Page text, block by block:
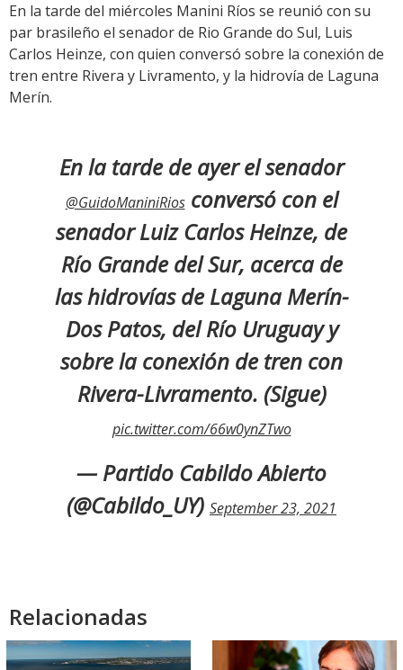
En la tarde del miércoles Manini Ríos se reunió con su
par brasileño el senador de Rio Grande do Sul, Luis
Carlos Heinze, con quien conversó sobre la conexión de
tren entre Rivera y Livramento, y la hidrovía de Laguna
Merín.
En la tarde de ayer el senador
@GuidoManiniRiosconversó con el
senador Luiz Carlos Heinze, de
Río Grande del Sur, acerca de
las hidrovías de Laguna Merín-
Dos Patos, del Río Uruguay y
sobre la conexión de tren con
Rivera-Livramento. (Sigue)
pic.twitter.com/66w0ynZTwo
— Partido Cabildo Abierto
(@Cabildo_UY) September 23, 2021
Relacionadas